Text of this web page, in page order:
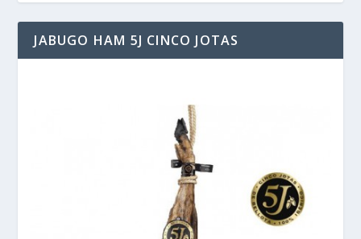
JABUGO HAM 5J CINCO JOTAS